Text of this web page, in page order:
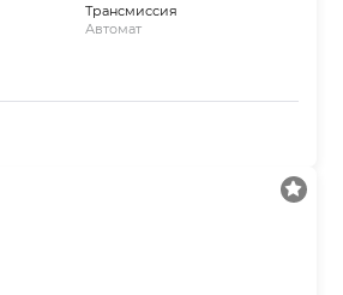
Трансмиссия
Автомат